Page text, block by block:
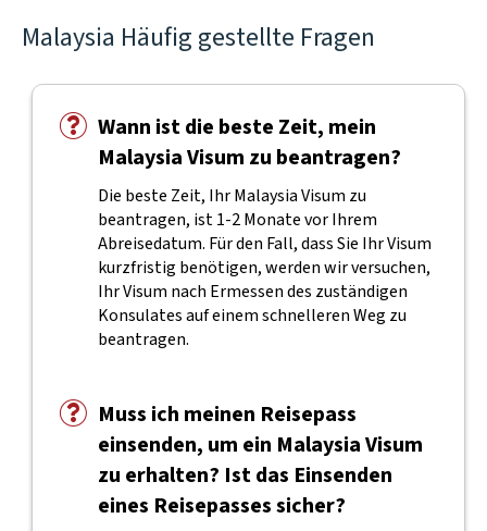
Malaysia Häufig gestellte Fragen
Wann ist die beste Zeit, mein
Malaysia Visum zu beantragen?
Die beste Zeit, Ihr Malaysia Visum zu
beantragen, ist 1-2 Monate vor Ihrem
Abreisedatum. Für den Fall, dass Sie Ihr Visum
kurzfristig benötigen, werden wir versuchen,
Ihr Visum nach Ermessen des zuständigen
Konsulates auf einem schnelleren Weg zu
beantragen.
Muss ich meinen Reisepass
einsenden, um ein Malaysia Visum
zu erhalten? Ist das Einsenden
eines Reisepasses sicher?